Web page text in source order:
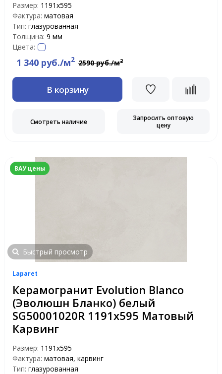
Размер: 1191x595
Фактура: матовая
Тип: глазурованная
Толщина: 9 мм
Цвета:
1 340 руб./м2 2590 руб./м2
В корзину
Смотреть наличие
Запросить оптовую
цену
ВАУ цены
Быстрый просмотр
Laparet
Керамогранит Evolution Blanco
(Эволюшн Бланко) белый
SG50001020R 1191x595 Матовый
Карвинг
Размер: 1191x595
Фактура: матовая, карвинг
Тип: глазурованная